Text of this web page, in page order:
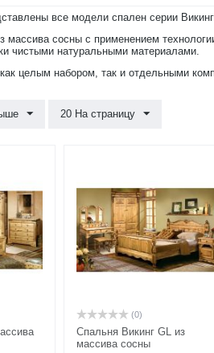
все модели спален серии
массива сосны с применением
чистыми натуральными материалами.
целым набором, так и отдельными
20 На страницу
(0)
Спальня Викинг GL из
массива сосны